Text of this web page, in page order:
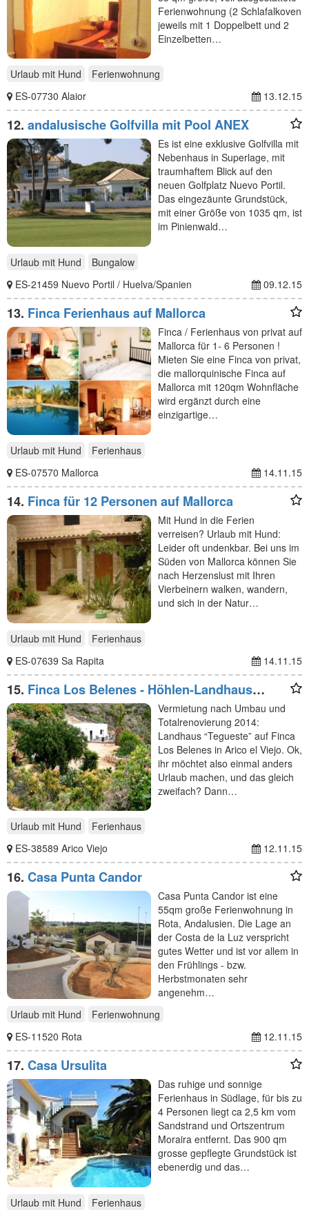
Ferienwohnung (2 Schlafalkoven
jeweils mit 1 Doppelbett und 2
Einzelbetten…
Urlaub mit Hund
Ferienwohnung
ES-07730 Alaior
13.12.15
12. andalusische Golfvilla mit Pool ANEX
Es ist eine exklusive Golfvilla mit
Nebenhaus in Superlage, mit
traumhaftem Blick auf den
neuen Golfplatz Nuevo Portil.
Das eingezäunte Grundstück,
mit einer Größe von 1035 qm, ist
im Pinienwald…
Urlaub mit Hund
Bungalow
ES-21459 Nuevo Portil / Huelva/Spanien
09.12.15
13. Finca Ferienhaus auf Mallorca
Finca / Ferienhaus von privat auf
Mallorca für 1- 6 Personen !
Mieten Sie eine Finca von privat,
die mallorquinische Finca auf
Mallorca mit 120qm Wohnfläche
wird ergänzt durch eine
einzigartige…
Urlaub mit Hund
Ferienhaus
ES-07570 Mallorca
14.11.15
14. Finca für 12 Personen auf Mallorca
Mit Hund in die Ferien
verreisen? Urlaub mit Hund:
Leider oft undenkbar. Bei uns im
Süden von Mallorca können Sie
nach Herzenslust mit Ihren
Vierbeinern walken, wandern,
und sich in der Natur…
Urlaub mit Hund
Ferienhaus
ES-07639 Sa Rapita
14.11.15
15. Finca Los Belenes - Höhlen-Landhaus
Tegueste
Vermietung nach Umbau und
Totalrenovierung 2014:
Landhaus “Tegueste” auf Finca
Los Belenes in Arico el Viejo. Ok,
ihr möchtet also einmal anders
Urlaub machen, und das gleich
zweifach? Dann…
Urlaub mit Hund
Ferienhaus
ES-38589 Arico Viejo
12.11.15
16. Casa Punta Candor
Casa Punta Candor ist eine
55qm große Ferienwohnung in
Rota, Andalusien. Die Lage an
der Costa de la Luz verspricht
gutes Wetter und ist vor allem in
den Frühlings - bzw.
Herbstmonaten sehr
angenehm…
Urlaub mit Hund
Ferienwohnung
ES-11520 Rota
12.11.15
17. Casa Ursulita
Das ruhige und sonnige
Ferienhaus in Südlage, für bis zu
4 Personen liegt ca 2,5 km vom
Sandstrand und Ortszentrum
Moraira entfernt. Das 900 qm
grosse gepflegte Grundstück ist
ebenerdig und das…
Urlaub mit Hund
Ferienhaus